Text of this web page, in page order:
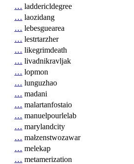
… laddericldegree
… laozidang
… lebesguearea
… lestrtarzher
… likegrimdeath
… livadnikravljak
… lopmon
… lunguzhao
… madani
… malartanfostaio
… manuelpourlelab
… marylandcity
… małzenstwozawar
… melekap
… metamerization